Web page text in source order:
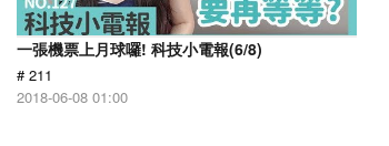
一張機票上月球囉! 科技小電報(6/8)
# 211
2018-06-08 01:00